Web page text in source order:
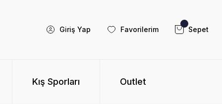
Giriş Yap Favorilerim Sepet
Kış Sporları Outlet